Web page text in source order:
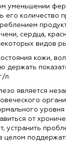
уменьшении
его количество
сердца,
видов
кожи,
держать
л.
является
от
устранить
целом